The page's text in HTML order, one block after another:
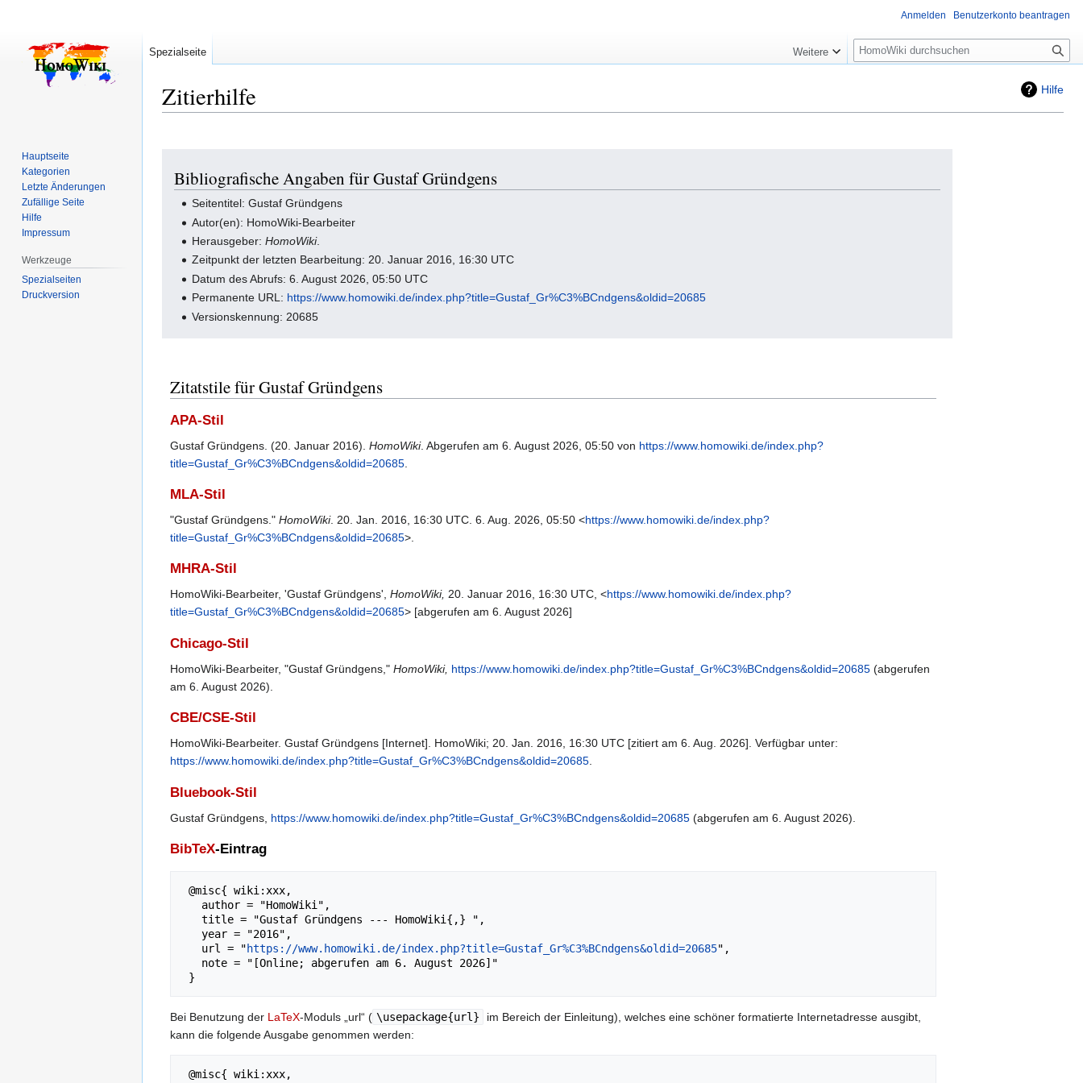
Hilfe
Zitierhilfe
Navigation
springen
Suche
springen
Bibliografische Angaben für Gustaf Gründgens
Seitentitel: Gustaf Gründgens
Autor(en): HomoWiki-Bearbeiter
Herausgeber:HomoWiki.
Zeitpunkt der letzten Bearbeitung: 20. Januar 2016, 16:30 UTC
Datum des Abrufs: 6. August 2026, 05:50 UTC
Permanente URL: https://www.homowiki.de/index.php?title=Gustaf_Gr%C3%BCndgens&oldid=20685
Versionskennung: 20685
Zitatstile für Gustaf Gründgens
APA-Stil
Gustaf Gründgens. (20. Januar 2016). HomoWiki. Abgerufen am 6. August 2026, 05:50 von https://www.homowiki.de/index.php?
title=Gustaf_Gr%C3%BCndgens&oldid=20685
MLA-Stil
"Gustaf Gründgens." HomoWiki. 20. Jan. 2016, 16:30 UTC. 6. Aug. 2026, 05:50 <https://www.homowiki.de/index.php?
title=Gustaf_Gr%C3%BCndgens&oldid=20685>.
MHRA-Stil
HomoWiki-Bearbeiter, 'Gustaf Gründgens', HomoWiki, 20. Januar 2016, 16:30 UTC, <https://www.homowiki.de/index.php?
title=Gustaf_Gr%C3%BCndgens&oldid=20685> [abgerufen am 6. August 2026]
Chicago-Stil
HomoWiki-Bearbeiter, "Gustaf Gründgens," HomoWiki, https://www.homowiki.de/index.php?title=Gustaf_Gr%C3%BCndgens&oldid=20685 (abgerufen
am 6. August 2026).
CBE/CSE-Stil
HomoWiki-Bearbeiter. Gustaf Gründgens [Internet]. HomoWiki; 20. Jan. 2016, 16:30 UTC [zitiert am 6. Aug. 2026]. Verfügbar unter:
https://www.homowiki.de/index.php?title=Gustaf_Gr%C3%BCndgens&oldid=20685
Bluebook-Stil
Gustaf Gründgens, https://www.homowiki.de/index.php?title=Gustaf_Gr%C3%BCndgens&oldid=20685 (abgerufen am 6. August 2026).
BibTeX-Eintrag
   url = "
https://www.homowiki.de/index.php?title=Gustaf_Gr%C3%BCndgens&oldid=20685",
Bei Benutzung der LaTeX-Moduls „url“ ( \usepackage{url}
im Bereich der Einleitung), welches eine schöner formatierte Internetadresse ausgibt,
kann die folgende Ausgabe genommen werden:
Anmelden Benutzerkonto beantragen
Spezialseite Weitere
Suche
Hauptseite
Kategorien
Letzte Änderungen
Zufällige Seite
Hilfe
Impressum
Werkzeuge
Spezialseiten
Druckversion